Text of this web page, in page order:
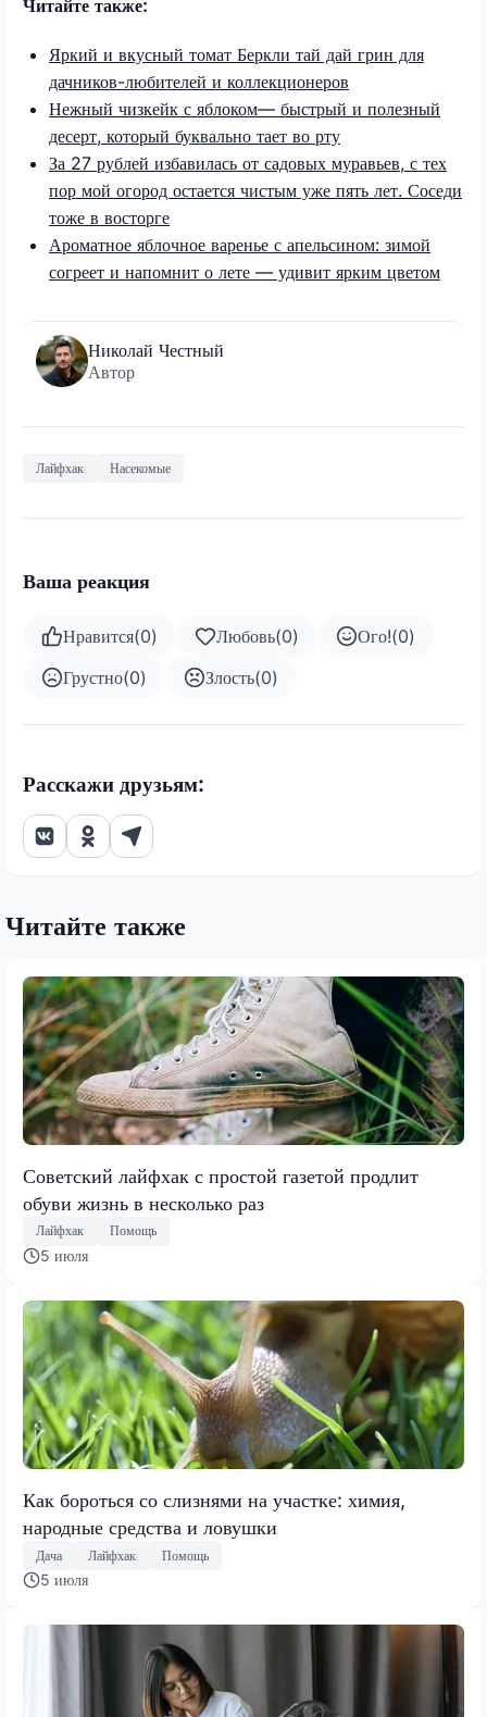
Читайте также:
Яркий и вкусный томат Беркли тай дай грин для
дачников-любителей и коллекционеров
Нежный чизкейк с яблоком— быстрый и полезный
десерт, который буквально тает во рту
За 27 рублей избавилась от садовых муравьев, с тех
пор мой огород остается чистым уже пять лет. Соседи
тоже в восторге
Ароматное яблочное варенье с апельсином: зимой
согреет и напомнит о лете — удивит ярким цветом
Николай Честный
Автор
Лайфхак Насекомые
Ваша реакция
Нравится(0) Любовь(0) Ого!(0)
Грустно(0) Злость(0)
Расскажи друзьям:
Читайте также
Советский лайфхак с простой газетой продлит
обуви жизнь в несколько раз
Лайфхак Помощь
5 июля
Как бороться со слизнями на участке: химия,
народные средства и ловушки
Дача Лайфхак Помощь
5 июля